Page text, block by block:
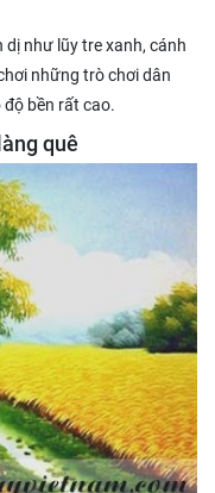
như lũy tre xanh, cánh
những trò chơi dân
bền rất cao.
quê